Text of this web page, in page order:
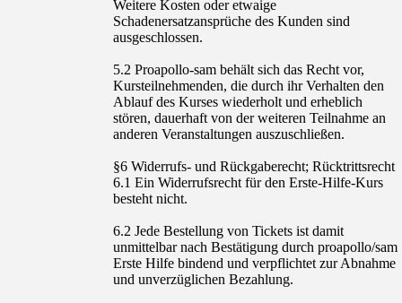
Weitere Kosten oder etwaige
Schadenersatzansprüche des Kunden sind
ausgeschlossen.
5.2 Proapollo-sam behält sich das Recht vor,
Kursteilnehmenden, die durch ihr Verhalten den
Ablauf des Kurses wiederholt und erheblich
stören, dauerhaft von der weiteren Teilnahme an
anderen Veranstaltungen auszuschließen.
§6 Widerrufs- und Rückgaberecht; Rücktrittsrecht
6.1 Ein Widerrufsrecht für den Erste-Hilfe-Kurs
besteht nicht.
6.2 Jede Bestellung von Tickets ist damit
unmittelbar nach Bestätigung durch proapollo/sam
Erste Hilfe bindend und verpflichtet zur Abnahme
und unverzüglichen Bezahlung.